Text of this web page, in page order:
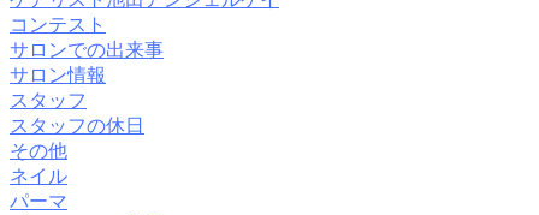
コンテスト
サロンでの出来事
サロン情報
スタッフ
スタッフの休日
その他
ネイル
パーマ